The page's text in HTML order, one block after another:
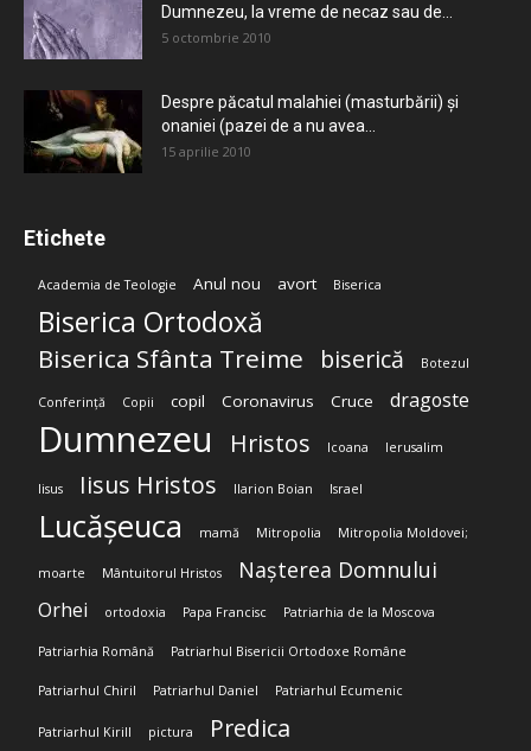
Dumnezeu, la vreme de necaz sau de...
5 octombrie 2010
Despre păcatul malahiei (masturbării) şi
onaniei (pazei de a nu avea...
15 aprilie 2010
Etichete
Academia de Teologie Anul nou avort Biserica
Biserica Ortodoxă
Biserica Sfânta Treime biserică Botezul
Conferință Copii copil Coronavirus Cruce dragoste
Dumnezeu Hristos Icoana Ierusalim
Iisus Iisus Hristos Ilarion Boian Israel
Lucășeuca mamă Mitropolia Mitropolia Moldovei;
moarte Mântuitorul Hristos Nașterea Domnului
Orhei ortodoxia Papa Francisc Patriarhia de la Moscova
Patriarhia Română Patriarhul Bisericii Ortodoxe Române
Patriarhul Chiril Patriarhul Daniel Patriarhul Ecumenic
Patriarhul Kirill pictura Predica